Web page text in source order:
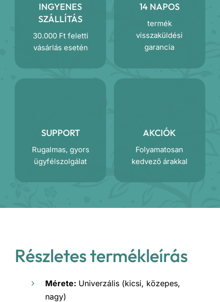
INGYENES
SZÁLLÍTÁS
30.000 Ft feletti
vásárlás esetén
14 NAPOS
termék
visszaküldési
garancia
SUPPORT
Rugalmas, gyors
ügyfélszolgálat
AKCIÓK
Folyamatosan
kedvező árakkal
Részletes termékleírás
Mérete: Univerzális (kicsi, közepes,
nagy)